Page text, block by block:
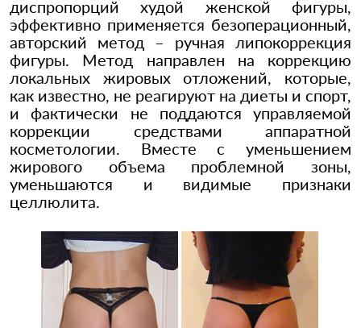
диспропорций худой женской фигуры,
эффективно применяется безоперационный,
авторский метод – ручная липокоррекция
фигуры. Метод направлен на коррекцию
локальных жировых отложений, которые,
как известно, не реагируют на диеты и спорт,
и фактически не поддаются управляемой
коррекции средствами аппаратной
косметологии. Вместе с уменьшением
жирового объема проблемной зоны,
уменьшаются и видимые признаки
целлюлита.